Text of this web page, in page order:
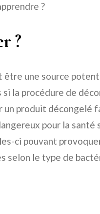
?
?
être une source
la procédure de
produit décongelé
pour la santé
ci pouvant
selon le type de